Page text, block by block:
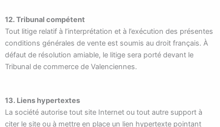
12. Tribunal compétent
Tout litige relatif à l’interprétation et à l’exécution des présentes
conditions générales de vente est soumis au droit français. À
défaut de résolution amiable, le litige sera porté devant le
Tribunal de commerce de Valenciennes.
13. Liens hypertextes
La société autorise tout site Internet ou tout autre support à
citer le site ou à mettre en place un lien hypertexte pointant